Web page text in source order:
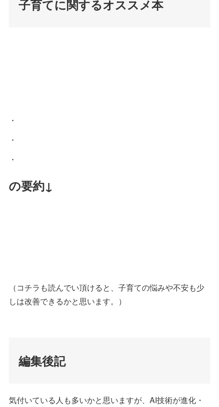
子育てに関するオススメ本
・
・
・
の要約↓
（コチラも読んでい頂けると、子育ての悩みや不安も少
しは改善できるかと思います。）
編集後記
気付いている人も多いかと思いますが、AI技術が進化・